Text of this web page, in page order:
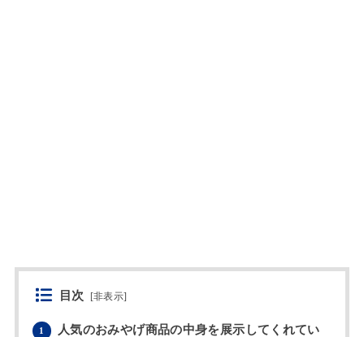
目次 [非表示]
1
人気のおみやげ商品の中身を展示してくれてい